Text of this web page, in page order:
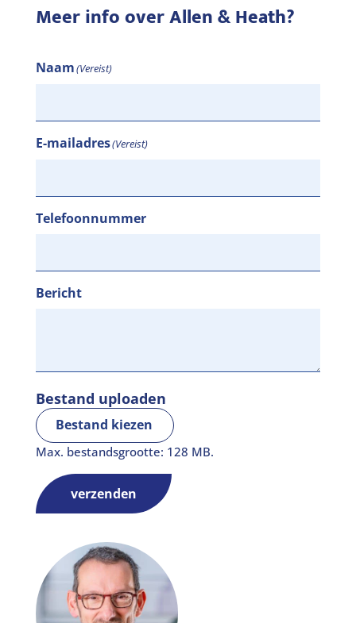
Meer info over Allen & Heath?
Naam(Vereist)
E-mailadres(Vereist)
Telefoonnummer
Bericht
Bestand kiezen
Max. bestandsgrootte: 128 MB.
Bestand uploaden
verzenden